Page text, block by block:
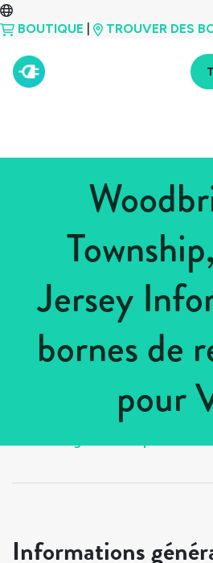
BOUTIQUE TROUVER DES
Jersey
bornes de
pour
États-Unis
Informations